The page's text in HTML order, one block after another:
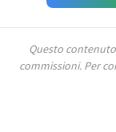
Questo
commissioni. Per